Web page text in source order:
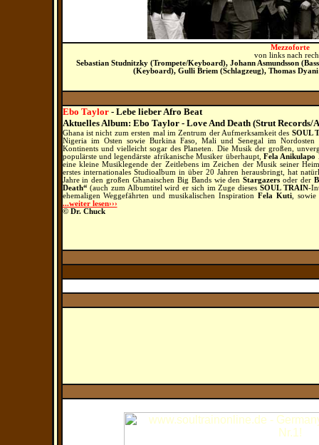
Mezzoforte
von links nach
Sebastian Studnitzky (Trompete/Keyboard), Johann Asmundsson
(Keyboard), Gulli Briem (Schlagzeug), Thomas
Ebo Taylor- Lebe lieber Afro Beat
Aktuelles Album: Ebo Taylor - Love And Death (Strut Records/
Ghana ist nicht zum ersten mal im Zentrum der Aufmerksamkeit des SOUL
Nigeria im Osten sowie Burkina Faso, Mali und Senegal im Nordosten
Kontinents und vielleicht sogar des Planeten. Die Musik der großen,
populärste und legendärste afrikanische Musiker überhaupt, Fela Anikulapo
eine kleine Musiklegende der Zeitlebens im Zeichen der Musik seiner
erstes internationales Studioalbum in über 20 Jahren herausbringt, hat
Jahre in den großen Ghanaischen Big Bands wie denStargazers oder der
Death“ (auch zum Albumtitel wird er sich im Zuge dieses SOUL TRAIN-
ehemaligen Weggefährten und musikalischen InspirationFela Kuti ,
...weiter lesen›››
© Dr. Chuck